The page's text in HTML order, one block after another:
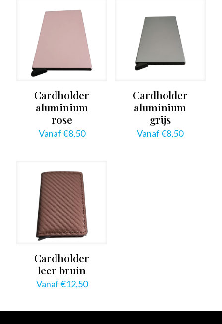
Cardholder
aluminium
rose
Vanaf€8,50
Cardholder
aluminium
grijs
Vanaf€8,50
Cardholder
leer bruin
Vanaf€12,50